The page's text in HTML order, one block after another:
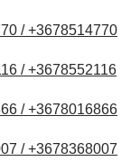
/ +3678514770
/ +3678552116
/ +3678016866
/ +3678368007